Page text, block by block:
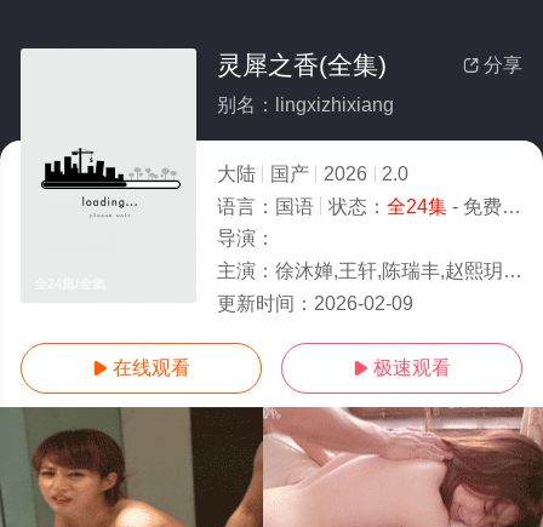
 分享
灵犀之香(全集)
别名：lingxizhixiang
大陆 国产 2026
2.0
语言： 国语 状态： 全24集- 免费在线观看
导演：
主演： 徐沐婵,王轩,陈瑞丰,赵熙玥,庄颖
更新时间： 2026-02-09
 在线观看  极速观看